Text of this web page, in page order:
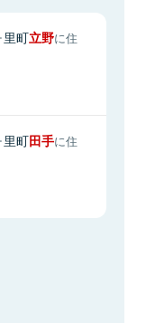
町立野に住
町田手に住